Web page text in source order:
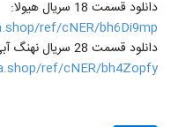
دانلود قسمت 18 سریال هیولا:
ref/cNER/bh6Di9mp
دانلود قسمت 28 سریال نهنگ آبی:
ref/cNER/bh4Zopfy